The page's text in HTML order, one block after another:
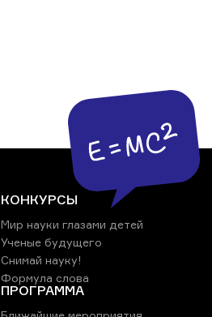
КОНКУРСЫ
Мир науки глазами детей
Ученые будущего
Снимай науку!
Формула слова
ПРОГРАММА